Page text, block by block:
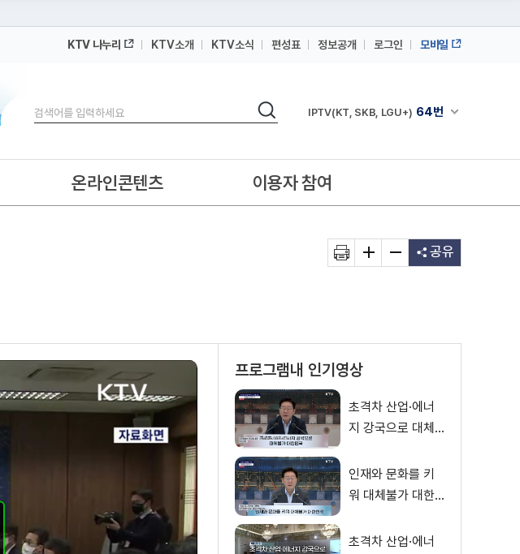
KTV 나누리 KTV소개 KTV소식 편성표 정보공개 로그인 모바일
검색
검색 채널안내 펼쳐
IPTV(KT, SKB, LGU+) 64번
IPTV(KT, SKB, LGU+)
온라인콘텐츠 이용자 참여
공유
프로그램내 인기영상
초격차 산업·에너
지 강국으로 대체
재명 대통령 모두
말씀
인재와 문화를 키
워 대체불가 대한
령 모두말씀
초격차 산업·에너